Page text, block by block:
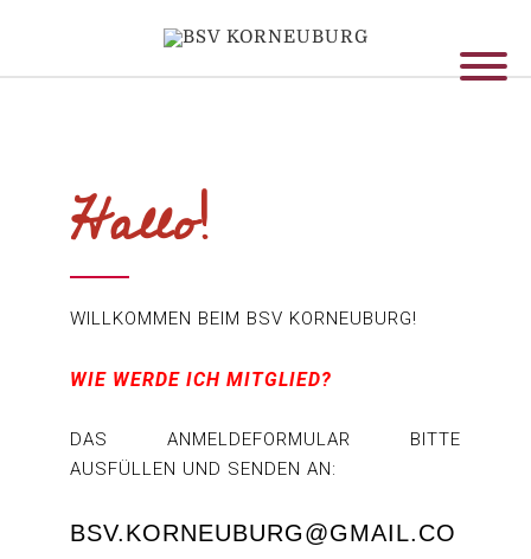
Hallo!
WILLKOMMEN BEIM BSV KORNEUBURG!
WIE WERDE ICH MITGLIED?
DAS ANMELDEFORMULAR BITTE
AUSFÜLLEN UND SENDEN AN:
BSV.KORNEUBURG@GMAIL.CO